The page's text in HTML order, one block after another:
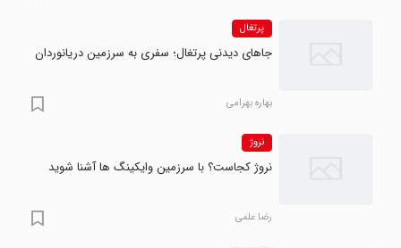
پرتغال
جاهای دیدنی پرتغال؛ سفری به سرزمین دریانوردان
بهاره بهرامی
نروژ
نروژ کجاست؟ با سرزمین وایکینگ ها آشنا شوید
رضا علمی